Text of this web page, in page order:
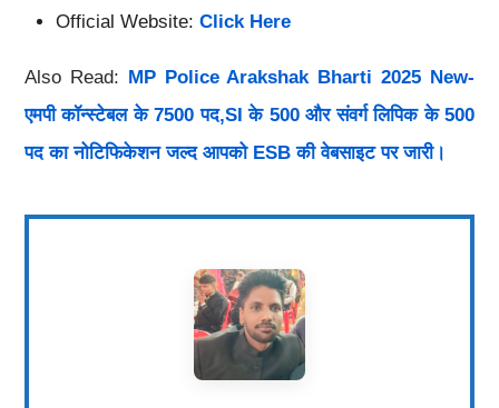
Official Website: Click Here
Also Read: MP Police Arakshak Bharti 2025 New-
एमपी कॉन्स्टेबल के 7500 पद,SI के 500 और संवर्ग लिपिक के 500
पद का नोटिफिकेशन जल्द आपको ESB की वेबसाइट पर जारी।